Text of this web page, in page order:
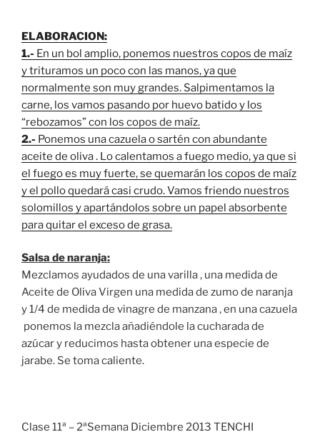
ELABORACION:
1.- En un bol amplio, ponemos nuestros copos de maíz
y trituramos un poco con las manos, ya que
normalmente son muy grandes. Salpimentamos la
carne, los vamos pasando por huevo batido y los
“rebozamos” con los copos de maíz.
2.- Ponemos una cazuela o sartén con abundante
aceite de oliva . Lo calentamos a fuego medio, ya que si
el fuego es muy fuerte, se quemarán los copos de maíz
y el pollo quedará casi crudo. Vamos friendo nuestros
solomillos y apartándolos sobre un papel absorbente
para quitar el exceso de grasa.
Salsa de naranja:
Mezclamos ayudados de una varilla , una medida de
Aceite de Oliva Virgen una medida de zumo de naranja
y 1/4 de medida de vinagre de manzana , en una cazuela
ponemos la mezcla añadiéndole la cucharada de
azúcar y reducimos hasta obtener una especie de
jarabe. Se toma caliente.
Clase 11ª – 2ªSemana Diciembre 2013 TENCHI